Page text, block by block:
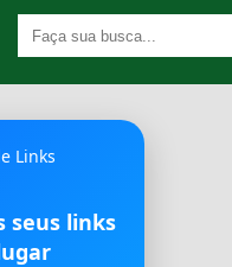
seus links